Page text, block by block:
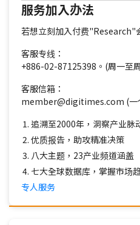
服务加入办法
若想立刻加入付费"Research"
客服专线：
+886-02-87125398。(周一至
客服信箱：
member@digitimes.com (一
追溯至2000年，洞察产业脉
优质报告，助攻精准决策
八大主题，23产业频道涵盖
七大全球数据库，掌握市场
专人服务